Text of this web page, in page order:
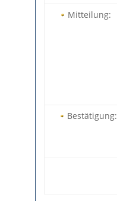
Mitteilung:
Bestätigung: